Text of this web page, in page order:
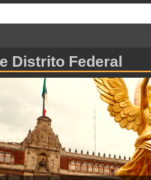
Distrito Federal